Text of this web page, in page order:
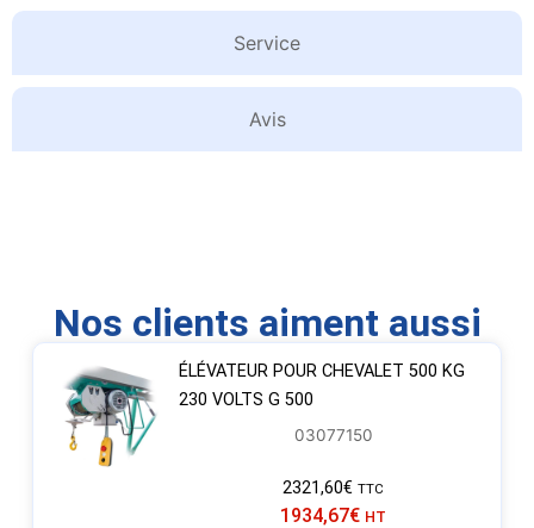
Service
Avis
Nos clients aiment aussi
ÉLÉVATEUR POUR CHEVALET 500 KG
230 VOLTS G 500
03077150
2321,60€ TTC
1934,67€ HT